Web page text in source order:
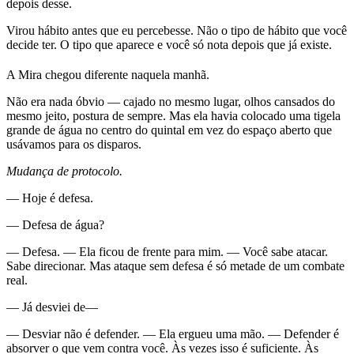
depois desse.
Virou hábito antes que eu percebesse. Não o tipo de hábito que você
decide ter. O tipo que aparece e você só nota depois que já existe.
A Mira chegou diferente naquela manhã.
Não era nada óbvio — cajado no mesmo lugar, olhos cansados do
mesmo jeito, postura de sempre. Mas ela havia colocado uma tigela
grande de água no centro do quintal em vez do espaço aberto que
usávamos para os disparos.
Mudança de protocolo.
— Hoje é defesa.
— Defesa de água?
— Defesa. — Ela ficou de frente para mim. — Você sabe atacar.
Sabe direcionar. Mas ataque sem defesa é só metade de um combate
real.
— Já desviei de—
— Desviar não é defender. — Ela ergueu uma mão. — Defender é
absorver o que vem contra você. Às vezes isso é suficiente. Às